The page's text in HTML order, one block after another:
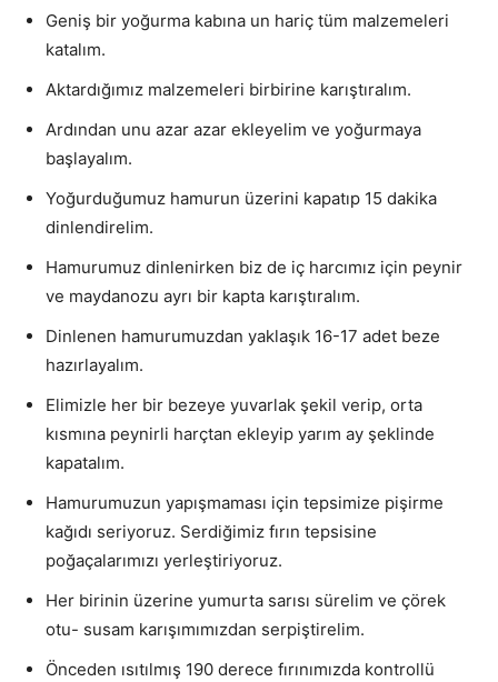
Geniş bir yoğurma kabına un hariç tüm malzemeleri
katalım.
Aktardığımız malzemeleri birbirine karıştıralım.
Ardından unu azar azar ekleyelim ve yoğurmaya
başlayalım.
Yoğurduğumuz hamurun üzerini kapatıp 15 dakika
dinlendirelim.
Hamurumuz dinlenirken biz de iç harcımız için peynir
ve maydanozu ayrı bir kapta karıştıralım.
Dinlenen hamurumuzdan yaklaşık 16-17 adet beze
hazırlayalım.
Elimizle her bir bezeye yuvarlak şekil verip, orta
kısmına peynirli harçtan ekleyip yarım ay şeklinde
kapatalım.
Hamurumuzun yapışmaması için tepsimize pişirme
kağıdı seriyoruz. Serdiğimiz fırın tepsisine
poğaçalarımızı yerleştiriyoruz.
Her birinin üzerine yumurta sarısı sürelim ve çörek
otu- susam karışımımızdan serpiştirelim.
Önceden ısıtılmış 190 derece fırınımızda kontrollü